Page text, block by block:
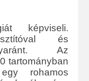
képviseli.
és
Az
tartományban
rohamos